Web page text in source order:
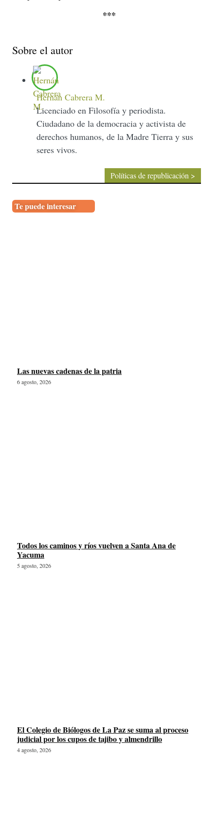
***
Sobre el autor
Hernán Cabrera M.
Licenciado en Filosofía y periodista.
Ciudadano de la democracia y activista de
derechos humanos, de la Madre Tierra y sus
seres vivos.
Políticas de republicación >
Te puede interesar
Las nuevas cadenas de la patria
6 agosto, 2026
Todos los caminos y ríos vuelven a Santa Ana de
Yacuma
5 agosto, 2026
El Colegio de Biólogos de La Paz se suma al proceso
judicial por los cupos de tajibo y almendrillo
4 agosto, 2026